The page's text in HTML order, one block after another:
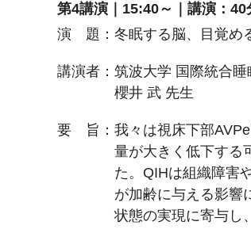
第4講演｜15:40～｜講演：40
演 題：冬眠する脳、目覚め
講演者：筑波大学 国際統合睡
櫻井 武 先生
要 旨：我々は視床下部AVPe
量が大きく低下する
た。QIHは組織障害
が加齢に与える影響
状態の実現に寄与し